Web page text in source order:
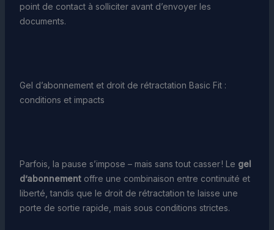
point de contact à solliciter avant d’envoyer les
documents.
Gel d’abonnement et droit de rétractation Basic Fit :
conditions et impacts
Parfois, la pause s’impose – mais sans tout casser ! Le gel
d’abonnementoffre une combinaison entre continuité et
liberté, tandis que le droit de rétractation te laisse une
porte de sortie rapide, mais sous conditions strictes.